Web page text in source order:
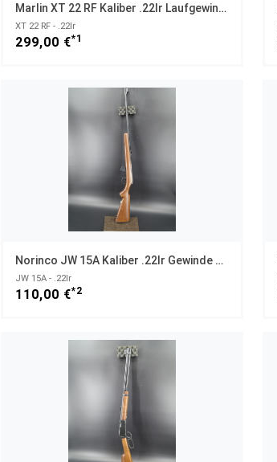
Marlin XT 22 RF Kaliber .22lr Laufgewinde 1/2x20 UNF
XT 22 RF - .22lr
299,00 €*1
Norinco JW 15A Kaliber .22lr Gewinde 1/2x 20 UNF
JW 15A - .22lr
110,00 €*2